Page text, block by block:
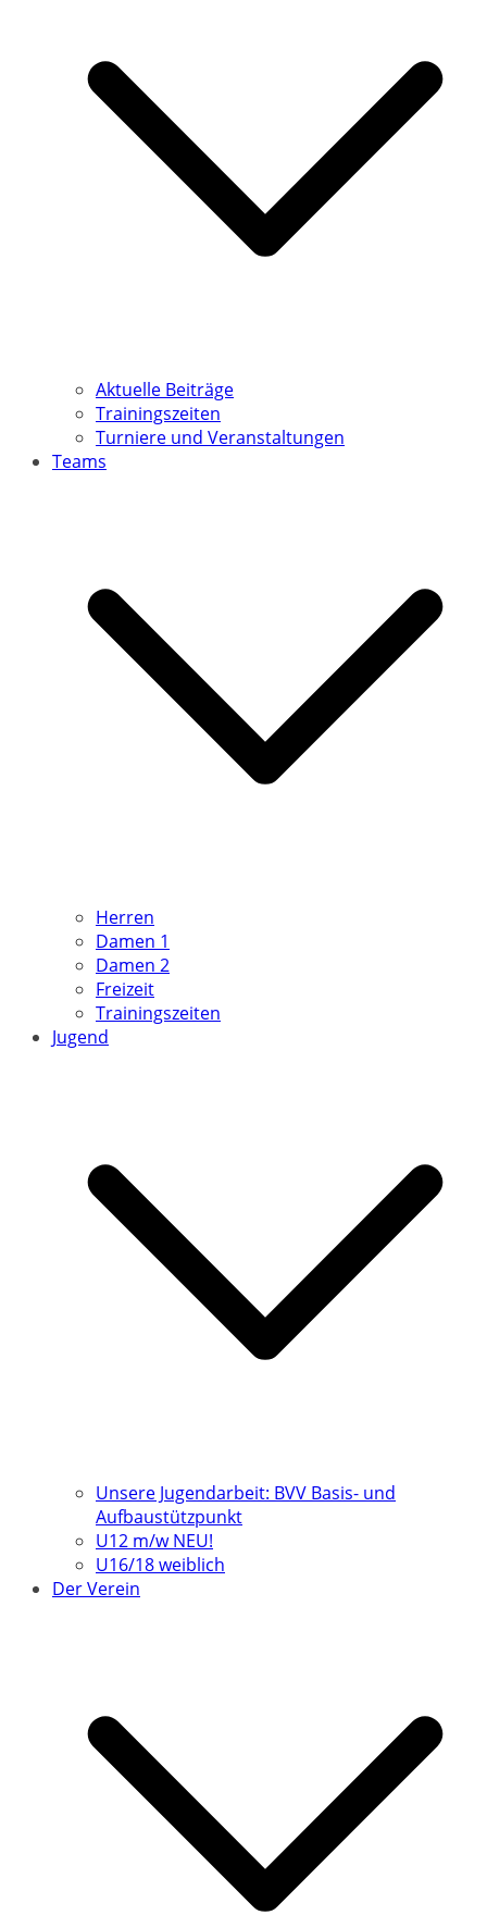
Aktuelle Beiträge
Trainingszeiten
Turniere und Veranstaltungen
Teams
Herren
Damen 1
Damen 2
Freizeit
Trainingszeiten
Jugend
Unsere Jugendarbeit: BVV Basis- und
Aufbaustützpunkt
U12 m/w NEU!
U16/18 weiblich
Der Verein